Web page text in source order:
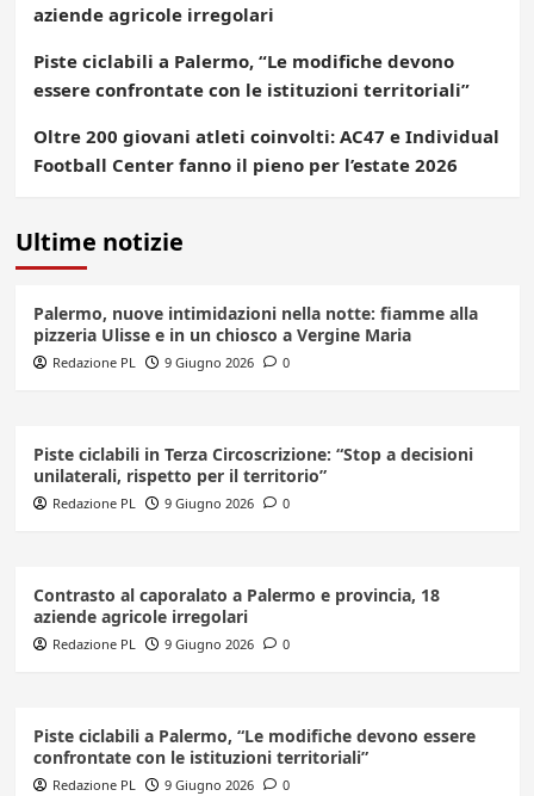
aziende agricole irregolari
Piste ciclabili a Palermo, “Le modifiche devono
essere confrontate con le istituzioni territoriali”
Oltre 200 giovani atleti coinvolti: AC47 e Individual
Football Center fanno il pieno per l’estate 2026
Ultime notizie
Palermo, nuove intimidazioni nella notte: fiamme alla
pizzeria Ulisse e in un chiosco a Vergine Maria
Redazione PL 9 Giugno 2026 0
Piste ciclabili in Terza Circoscrizione: “Stop a decisioni
unilaterali, rispetto per il territorio”
Redazione PL 9 Giugno 2026 0
Contrasto al caporalato a Palermo e provincia, 18
aziende agricole irregolari
Redazione PL 9 Giugno 2026 0
Piste ciclabili a Palermo, “Le modifiche devono essere
confrontate con le istituzioni territoriali”
Redazione PL 9 Giugno 2026 0